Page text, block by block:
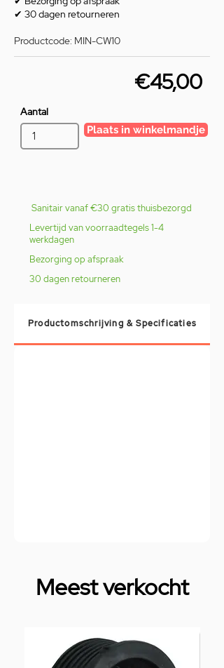
✔ 30 dagen retourneren
Productcode: MIN-CW10
€45,00
Aantal
Plaats in winkelmandje
Sanitair vanaf €30 gratis thuisbezorgd
Levertijd van voorraadtegels 1-4
werkdagen
Bezorging op afspraak
30 dagen retourneren
Productomschrijving & Specificaties
Meest verkocht